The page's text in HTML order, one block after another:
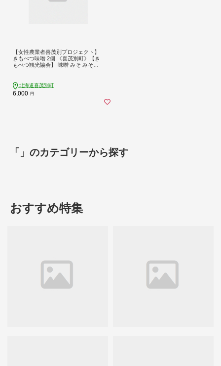
【女性農業者喜茂別プロジェクト】
きもべつ味噌 2個 《喜茂別町》【き
もべつ観光協会】 味噌 みそ みそ汁
円 北海道喜茂別町
6,000 円
「」のカテゴリーから探す
おすすめ特集